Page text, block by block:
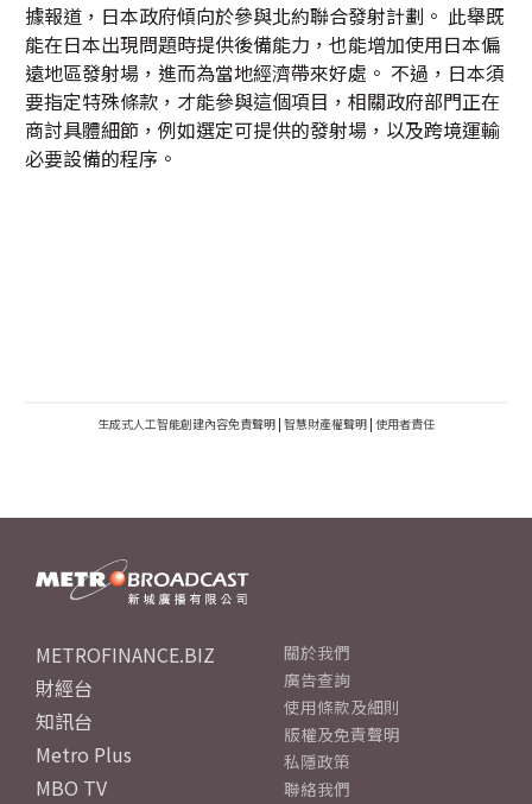
據報道，日本政府傾向於參與北約聯合發射計劃。 此舉既
能在日本出現問題時提供後備能力，也能增加使用日本偏
遠地區發射場，進而為當地經濟帶來好處。 不過，日本須
要指定特殊條款，才能參與這個項目，相關政府部門正在
商討具體細節，例如選定可提供的發射場，以及跨境運輸
必要設備的程序。
生成式人工智能創建內容免責聲明 | 智慧財產權聲明 | 使用者責任
METROFINANCE.BIZ
財經台
知訊台
Metro Plus
MBO TV
關於我們
廣告查詢
使用條款及細則
版權及免責聲明
私隱政策
聯絡我們